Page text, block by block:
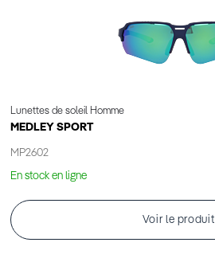
Lunettes de soleil Homme
MEDLEY SPORT
MP2602
En stock en ligne
Voir le produit